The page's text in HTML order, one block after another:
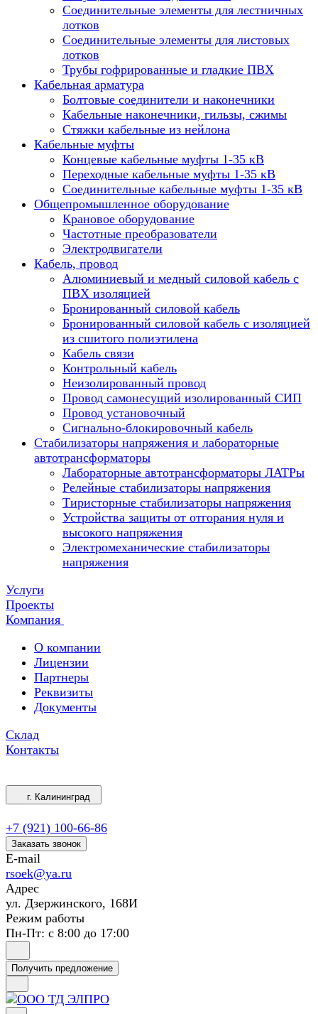
Соединительные элементы для лестничных
лотков
Соединительные элементы для листовых
лотков
Трубы гофрированные и гладкие ПВХ
Кабельная арматура
Болтовые соединители и наконечники
Кабельные наконечники, гильзы, сжимы
Стяжки кабельные из нейлона
Кабельные муфты
Концевые кабельные муфты 1-35 кВ
Переходные кабельные муфты 1-35 кВ
Соединительные кабельные муфты 1-35 кВ
Общепромышленное оборудование
Крановое оборудование
Частотные преобразователи
Электродвигатели
Кабель, провод
Алюминиевый и медный силовой кабель с
ПВХ изоляцией
Бронированный силовой кабель
Бронированный силовой кабель с изоляцией
из сшитого полиэтилена
Кабель связи
Контрольный кабель
Неизолированный провод
Провод самонесущий изолированный СИП
Провод установочный
Сигнально-блокировочный кабель
Стабилизаторы напряжения и лабораторные
автотрансформаторы
Лабораторные автотрансформаторы ЛАТРы
Релейные стабилизаторы напряжения
Тиристорные стабилизаторы напряжения
Устройства защиты от отгорания нуля и
высокого напряжения
Электромеханические стабилизаторы
напряжения
Услуги
Проекты
Компания
О компании
Лицензии
Партнеры
Реквизиты
Документы
Склад
Контакты
г. Калининград
+7 (921) 100-66-86
Заказать звонок
E-mail
rsoek@ya.ru
Адрес
ул. Дзержинского, 168И
Режим работы
Пн-Пт: с 8:00 до 17:00
Получить предложение